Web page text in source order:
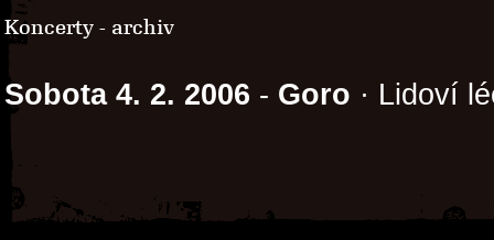
Koncerty - archiv
Sobota 4. 2. 2006 - Goro · Lidoví